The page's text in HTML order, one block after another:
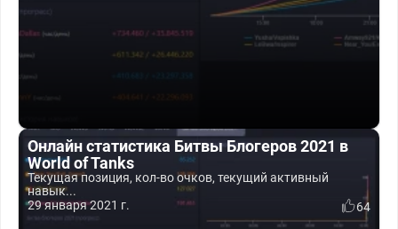
Онлайн статистика Битвы Блогеров 2021 в
World of Tanks
Текущая позиция, кол-во очков, текущий активный
навык...
29 января 2021 г.
64